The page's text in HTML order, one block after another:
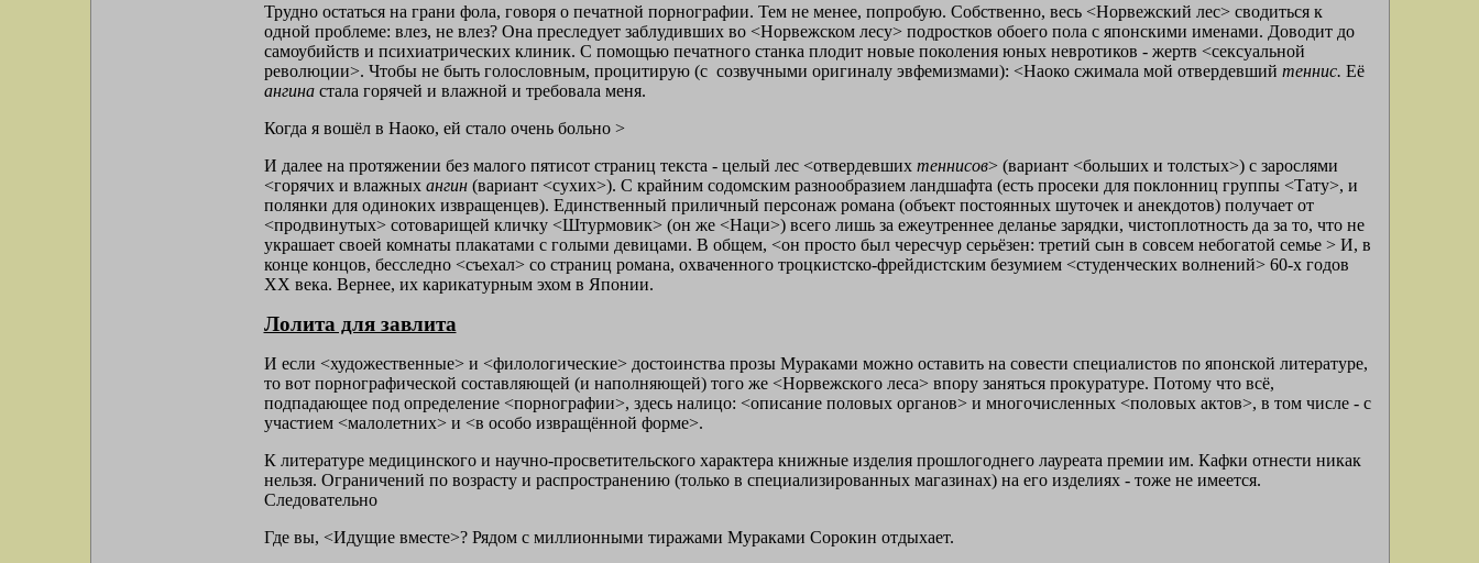
Трудно остаться на грани фола, говоря о печатной порнографии. Тем не менее, попробую. Собственно, весь <Норвежский лес> сводиться к
одной проблеме: влез, не влез? Она преследует заблудивших во <Норвежском лесу> подростков обоего пола с японскими именами. Доводит до
самоубийств и психиатрических клиник. С помощью печатного станка плодит новые поколения юных невротиков - жертв <сексуальной
революции>. Чтобы не быть голословным, процитирую (с созвучными оригиналу эвфемизмами): <Наоко сжимала мой отвердевший теннис. Её
ангинастала горячей и влажной и требовала меня.
Когда я вошёл в Наоко, ей стало очень больно >
И далее на протяжении без малого пятисот страниц текста - целый лес <отвердевших теннисов> (вариант <больших и толстых>) с зарослями
<горячих и влажных ангин(вариант <сухих>). С крайним содомским разнообразием ландшафта (есть просеки для поклонниц группы <Тату>, и
полянки для одиноких извращенцев). Единственный приличный персонаж романа (объект постоянных шуточек и анекдотов) получает от
<продвинутых> сотоварищей кличку <Штурмовик> (он же <Наци>) всего лишь за ежеутреннее деланье зарядки, чистоплотность да за то, что не
украшает своей комнаты плакатами с голыми девицами. В общем, <он просто был чересчур серьёзен: третий сын в совсем небогатой семье > И, в
конце концов, бесследно <съехал> со страниц романа, охваченного троцкистско-фрейдистским безумием <студенческих волнений> 60-х годов
ХХ века. Вернее, их карикатурным эхом в Японии.
Лолита для завлита
И если <художественные> и <филологические> достоинства прозы Мураками можно оставить на совести специалистов по японской литературе,
то вот порнографической составляющей (и наполняющей) того же <Норвежского леса> впору заняться прокуратуре. Потому что всё,
подпадающее под определение <порнографии>, здесь налицо: <описание половых органов> и многочисленных <половых актов>, в том числе - с
участием <малолетних> и <в особо извращённой форме>.
К литературе медицинского и научно-просветительского характера книжные изделия прошлогоднего лауреата премии им. Кафки отнести никак
нельзя. Ограничений по возрасту и распространению (только в специализированных магазинах) на его изделиях - тоже не имеется.
Следовательно
Где вы, <Идущие вместе>? Рядом с миллионными тиражами Мураками Сорокин отдыхает.